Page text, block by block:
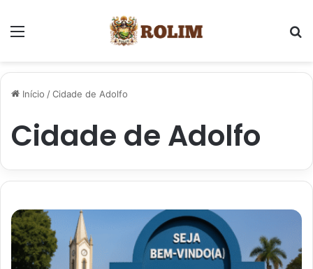
Início /Cidade de Adolfo
Cidade de Adolfo